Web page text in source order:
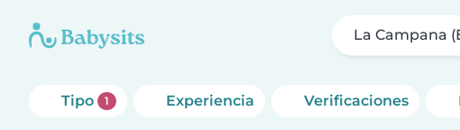
La Campana
Tipo 1 Experiencia Verificaciones